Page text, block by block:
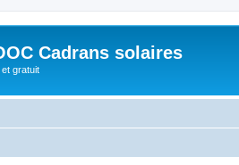
Cadrans solaires
gratuit